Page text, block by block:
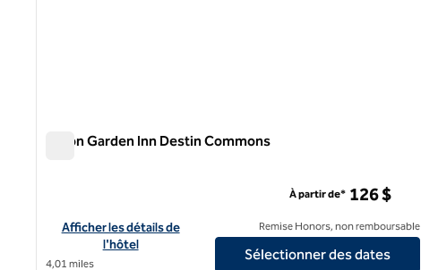
Hilton Garden Inn Destin Commons
Afficher les détails de l'hôtel Hilton Garden Inn Destin Commons
Afficher les détails de
l'hôtel
4,01 miles
À partir de* 126 $
Remise Honors, non remboursable
Sélectionner des dates